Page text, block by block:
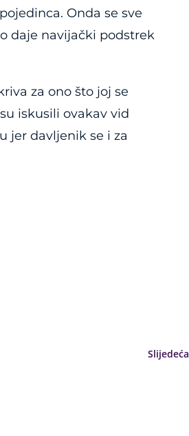
Onda se sve
daje navijački podstrek
za ono što joj se
iskusili ovakav vid
jer davljenik se i za
Slijedeća